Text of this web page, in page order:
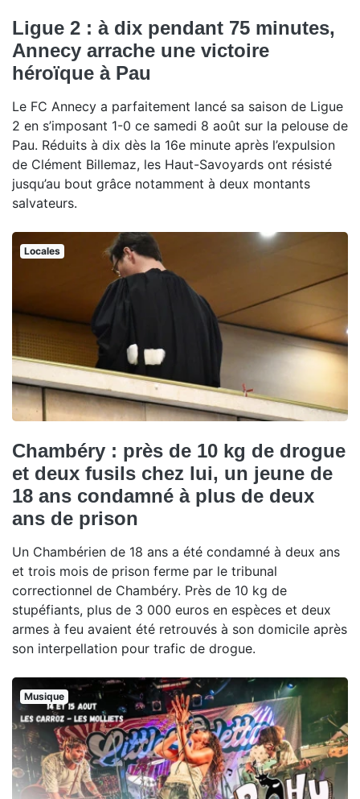
Ligue 2 : à dix pendant 75 minutes,
Annecy arrache une victoire
héroïque à Pau
Le FC Annecy a parfaitement lancé sa saison de Ligue
2 en s’imposant 1-0 ce samedi 8 août sur la pelouse de
Pau. Réduits à dix dès la 16e minute après l’expulsion
de Clément Billemaz, les Haut-Savoyards ont résisté
jusqu’au bout grâce notamment à deux montants
salvateurs.
Locales
Chambéry : près de 10 kg de drogue
et deux fusils chez lui, un jeune de
18 ans condamné à plus de deux
ans de prison
Un Chambérien de 18 ans a été condamné à deux ans
et trois mois de prison ferme par le tribunal
correctionnel de Chambéry. Près de 10 kg de
stupéfiants, plus de 3 000 euros en espèces et deux
armes à feu avaient été retrouvés à son domicile après
son interpellation pour trafic de drogue.
Musique